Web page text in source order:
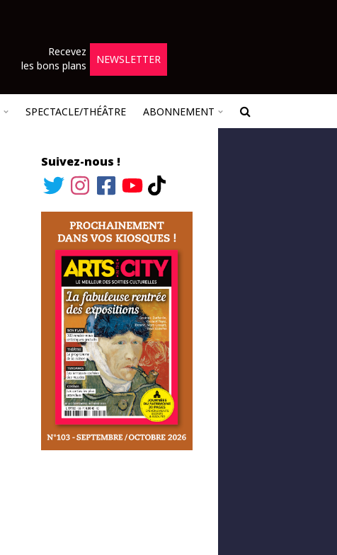
Recevez
les bons plans
NEWSLETTER
SPECTACLE/THÉÂTRE ABONNEMENT
Suivez-nous !